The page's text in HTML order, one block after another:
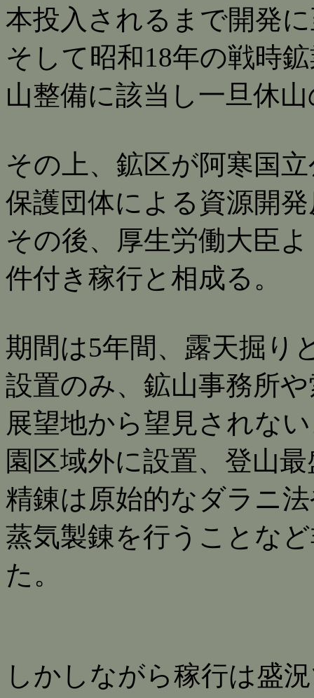
本投入されるまで開発
そして昭和18年の戦時
山整備に該当し一旦休
その上、鉱区が阿寒国
保護団体による資源開
その後、厚生労働大臣
件付き稼行と相成る。
期間は5年間、露天掘り
設置のみ、鉱山事務所
展望地から望見されな
園区域外に設置、登山
精錬は原始的なダラニ
蒸気製錬を行うことな
た。
しかしながら稼行は盛